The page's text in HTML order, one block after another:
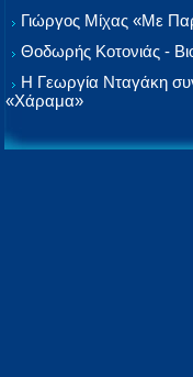
Γιώργος Μίχας «Με
Θοδωρής Κοτονιάς -
Η Γεωργία Νταγάκη
«Χάραμα»